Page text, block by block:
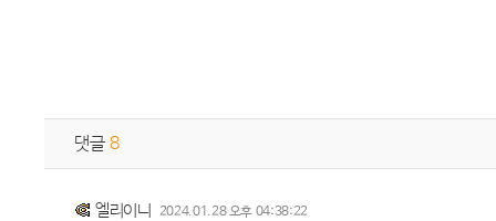
댓글 8
엘리이니 2024.01.28 오후 04:38:22